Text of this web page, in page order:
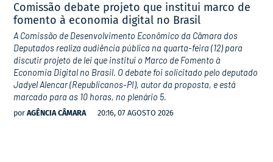
Comissão debate projeto que institui marco de
fomento à economia digital no Brasil
A Comissão de Desenvolvimento Econômico da Câmara dos
Deputados realiza audiência pública na quarta-feira (12) para
discutir projeto de lei que institui o Marco de Fomento à
Economia Digital no Brasil. O debate foi solicitado pelo deputado
Jadyel Alencar (Republicanos-PI), autor da proposta, e está
marcado para as 10 horas, no plenário 5.
por AGÊNCIA CÂMARA 20:16, 07 AGOSTO 2026